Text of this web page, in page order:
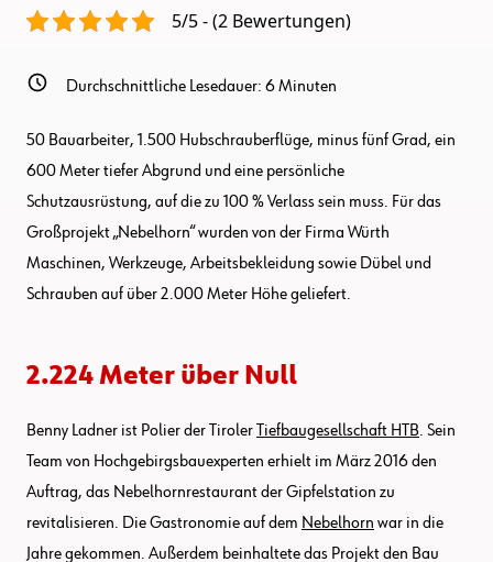
5/5 - (2 Bewertungen)
Durchschnittliche Lesedauer: 6Minuten
50 Bauarbeiter, 1.500 Hubschrauberflüge, minus fünf Grad, ein
600 Meter tiefer Abgrund und eine persönliche
Schutzausrüstung, auf die zu 100 % Verlass sein muss. Für das
Großprojekt „Nebelhorn“ wurden von der Firma Würth
Maschinen, Werkzeuge, Arbeitsbekleidung sowie Dübel und
Schrauben auf über 2.000 Meter Höhe geliefert.
2.224 Meter über Null
Benny Ladner ist Polier der Tiroler Tiefbaugesellschaft HTB. Sein
Team von Hochgebirgsbauexperten erhielt im März 2016 den
Auftrag, das Nebelhornrestaurant der Gipfelstation zu
revitalisieren. Die Gastronomie auf dem Nebelhorn war in die
Jahre gekommen. Außerdem beinhaltete das Projekt den Bau